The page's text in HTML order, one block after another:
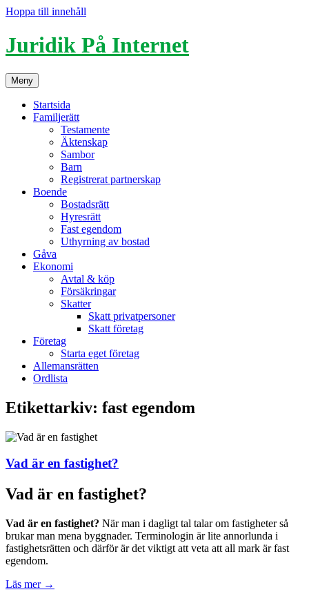
Hoppa till innehåll
Juridik På Internet
Meny
Startsida
Familjerätt
Testamente
Äktenskap
Sambor
Barn
Registrerat partnerskap
Boende
Bostadsrätt
Hyresrätt
Fast egendom
Uthyrning av bostad
Gåva
Ekonomi
Avtal & köp
Försäkringar
Skatter
Skatt privatpersoner
Skatt företag
Företag
Starta eget företag
Allemansrätten
Ordlista
Etikettarkiv: fast egendom
Vad är en fastighet?
Vad är en fastighet?
Vad är en fastighet? När man i dagligt tal talar om fastigheter så
brukar man mena byggnader. Terminologin är lite annorlunda i
fastighetsrätten och därför är det viktigt att veta att all mark är fast
egendom.
Läs mer →